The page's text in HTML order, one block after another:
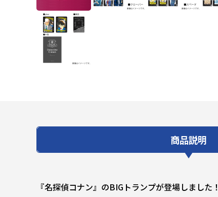
商品説明
『名探偵コナン』のBIGトランプが登場しました！